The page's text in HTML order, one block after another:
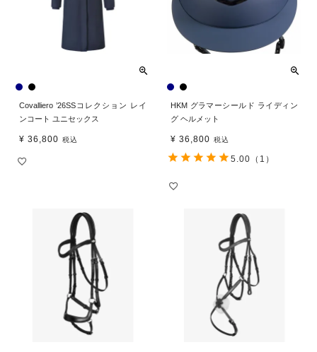
Covalliero ’26SSコレクション レイ
ンコート ユニセックス
¥ 36,800 税込
HKM グラマーシールド ライディン
グ ヘルメット
¥ 36,800 税込
5.00 （1）